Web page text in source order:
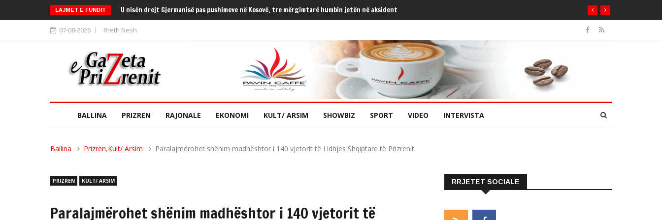
LAJMET E FUNDIT U nisën drejt Gjermanisë pas pushimeve në Kosovë, tre mërgimtarë humbin jetën në aksident
07-08-2026 Rreth Nesh
BALLINA PRIZREN RAJONALE EKONOMI KULT/ ARSIM SHOWBIZ SPORT VIDEO INTERVISTA
Ballina Prizren,Kult/ Arsim Paralajmërohet shënim madhështor i 140 vjetorit të Lidhjes Shqiptare të Prizrenit
PRIZREN KULT/ ARSIM
Paralajmërohet shënim madhështor i 140 vjetorit të
RRJETET SOCIALE